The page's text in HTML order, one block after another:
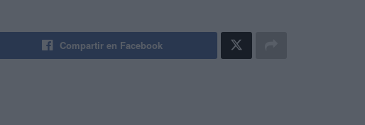
Compartir en Facebook